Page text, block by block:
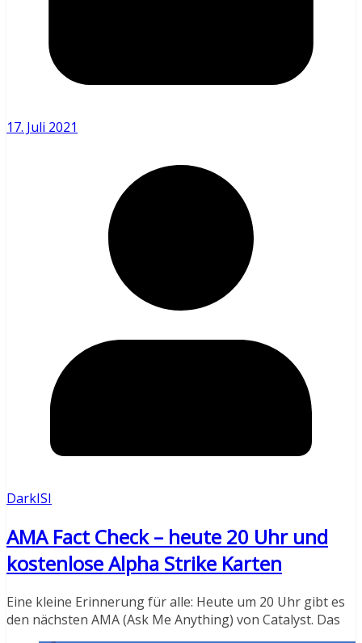
17. Juli 2021
DarkISI
AMA Fact Check – heute 20 Uhr und
kostenlose Alpha Strike Karten
Eine kleine Erinnerung für alle: Heute um 20 Uhr gibt es
den nächsten AMA (Ask Me Anything) von Catalyst. Das